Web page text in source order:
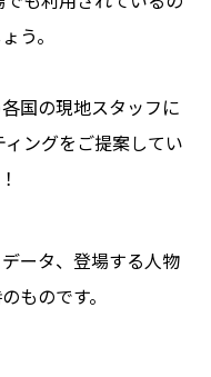
う。
国の現地スタッフに
ングをご提案してい
ータ、登場する人物
ものです。